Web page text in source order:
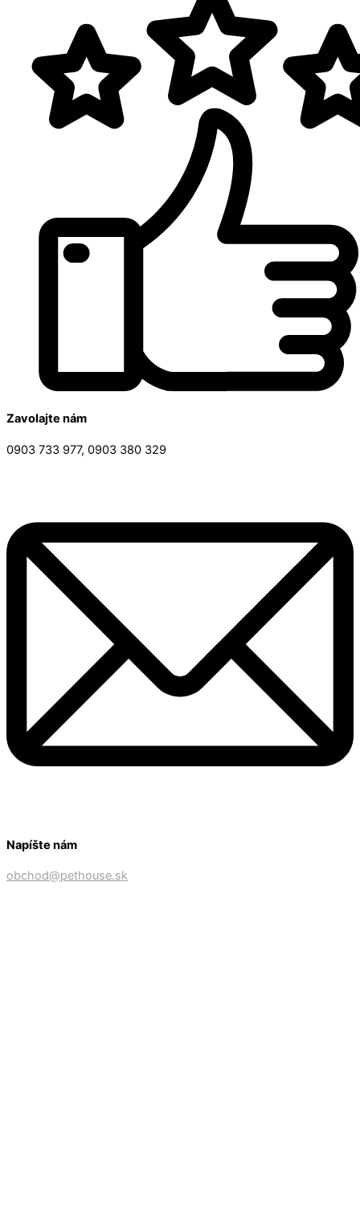
Zavolajte nám
0903 733 977, 0903 380 329
Napíšte nám
obchod@pethouse.sk